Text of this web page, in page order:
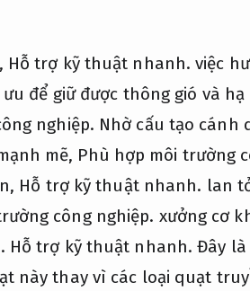
Hỗ trợ kỹ thuật nhanh. việc
để giữ được thông gió và
nghiệp. Nhờ cấu tạo cánh
mẽ, Phù hợp môi trường
Hỗ trợ kỹ thuật nhanh. lan
công nghiệp. xưởng cơ
Hỗ trợ kỹ thuật nhanh. Đây là
này thay vì các loại quạt